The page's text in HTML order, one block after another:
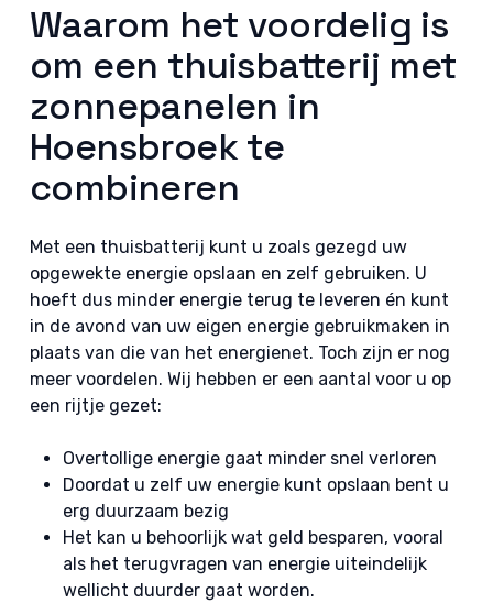
Waarom het voordelig is
om een thuisbatterij met
zonnepanelen in
Hoensbroek te
combineren
Met een thuisbatterij kunt u zoals gezegd uw
opgewekte energie opslaan en zelf gebruiken. U
hoeft dus minder energie terug te leveren én kunt
in de avond van uw eigen energie gebruikmaken in
plaats van die van het energienet. Toch zijn er nog
meer voordelen. Wij hebben er een aantal voor u op
een rijtje gezet:
Overtollige energie gaat minder snel verloren
Doordat u zelf uw energie kunt opslaan bent u
erg duurzaam bezig
Het kan u behoorlijk wat geld besparen, vooral
als het terugvragen van energie uiteindelijk
wellicht duurder gaat worden.